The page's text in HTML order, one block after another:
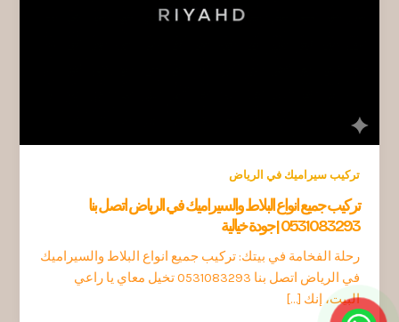
تركيب سيراميك في الرياض
تركيب جميع انواع البلاط والسيراميك في الرياض اتصل بنا
0531083293 | جودة خيالية
رحلة الفخامة في بيتك: تركيب جميع انواع البلاط والسيراميك
في الرياض اتصل بنا 0531083293 تخيل معاي يا راعي
البيت، إنك […]